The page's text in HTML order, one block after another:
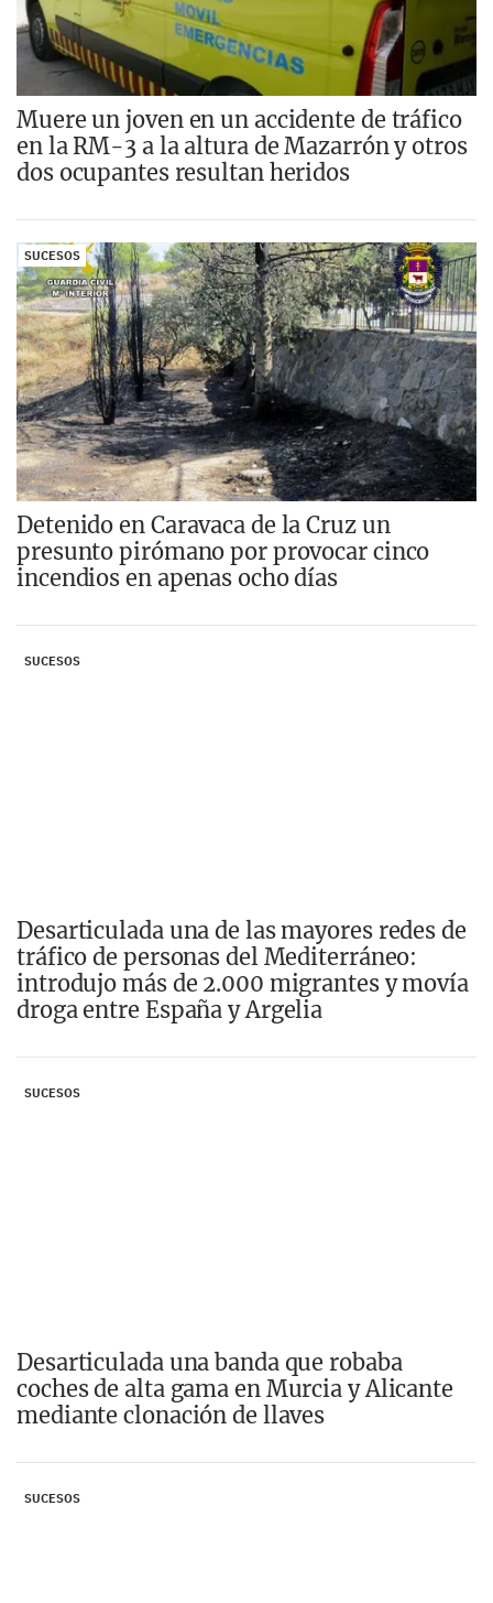
Muere un joven en un accidente de tráfico
en la RM-3 a la altura de Mazarrón y otros
dos ocupantes resultan heridos
SUCESOS
Detenido en Caravaca de la Cruz un
presunto pirómano por provocar cinco
incendios en apenas ocho días
SUCESOS
Desarticulada una de las mayores redes de
tráfico de personas del Mediterráneo:
introdujo más de 2.000 migrantes y movía
droga entre España y Argelia
SUCESOS
Desarticulada una banda que robaba
coches de alta gama en Murcia y Alicante
mediante clonación de llaves
SUCESOS